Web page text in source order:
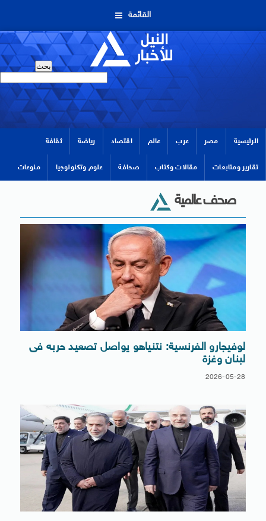
القائمة
الرئيسية مصر عرب عالم اقتصاد رياضة ثقافة
تقارير ومتابعات مقالات وكتاب صحافة علوم وتكنولوجيا منوعات
صحف عالمية
لوفيجارو الفرنسية: نتنياهو يواصل تصعيد حربه فى
لبنان وغزة
2026-05-28